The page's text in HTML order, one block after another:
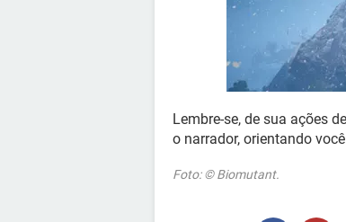
Lembre-se, de sua ações
o narrador, orientando
Foto: © Biomutant.